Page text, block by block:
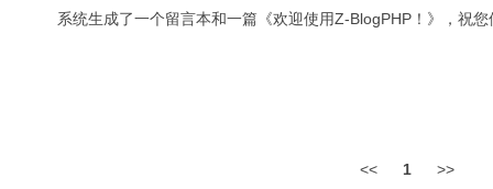
系统生成了一个留言本和一篇《欢迎使用Z-BlogPHP！》，祝
<< 1 >>